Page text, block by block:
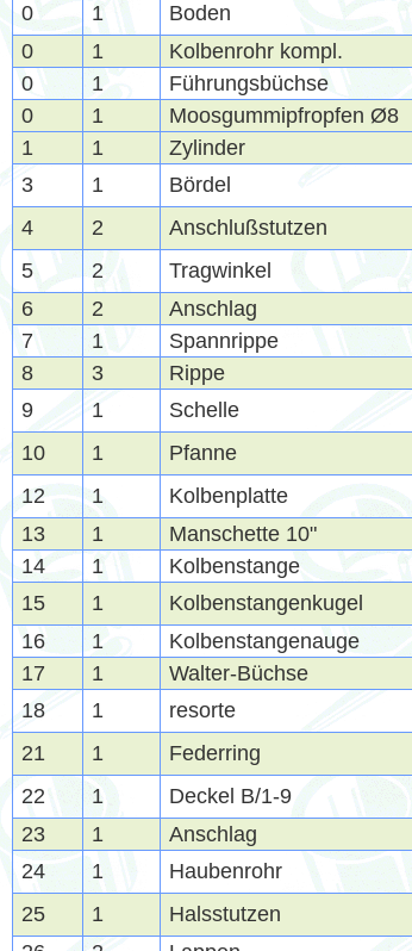
0 1 Boden
0
1 Kolbenrohr kompl.
0
1 Führungsbüchse
0
1 Moosgummipfropfen Ø8
1
1 Zylinder
3
1 Bördel
4
2 Anschlußstutzen
5
2 Tragwinkel
6
2 Anschlag
7
1 Spannrippe
8
3 Rippe
9
1 Schelle
10
1 Pfanne
12
1 Kolbenplatte
13
1 Manschette 10"
14
1 Kolbenstange
15
1 Kolbenstangenkugel
16
1 Kolbenstangenauge
17
1 Walter-Büchse
18
1 resorte
21
1 Federring
22
1 Deckel B/1-9
23
1 Anschlag
24
1 Haubenrohr
25
1 Halsstutzen